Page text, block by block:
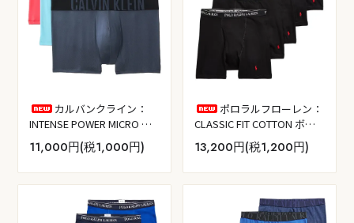
カルバンクライン：
INTENSE POWER MICRO ボ
クサーパンツ (オンブレブル
ー／チリーブルー／パンチ
11,000円(税1,000円)
ポロラルフローレン：
CLASSIC FIT COTTON ボク
サーブリーフ 5PK (ポロブラ
ック)
13,200円(税1,200円)